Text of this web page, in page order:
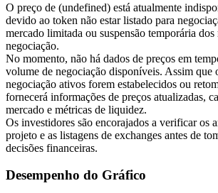
Futuros de USDT
Futuros usando USDT como garantia
O preço de (undefined) está atualmente
devido ao token não estar listado para
mercado limitada ou suspensão temporária dos
negociação.
No momento, não há dados de preços em
volume de negociação disponíveis. Assim que
negociação ativos forem estabelecidos ou
fornecerá informações de preços atualizadas,
mercado e métricas de liquidez.
Os investidores são encorajados a verificar os
projeto e as listagens de exchanges antes de
decisões financeiras.
Desempenho do Gráfico